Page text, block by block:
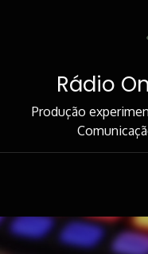
Rádio
Produção